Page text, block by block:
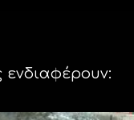
ενδιαφέρουν: